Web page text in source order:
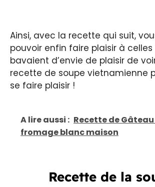
Ainsi, avec la recette qui suit,
pouvoir enfin faire plaisir à
bavaient d’envie de plaisir de
recette de soupe vietnamienne
se faire plaisir !
A lire aussi : Recette de
fromage blanc maison
Recette de la